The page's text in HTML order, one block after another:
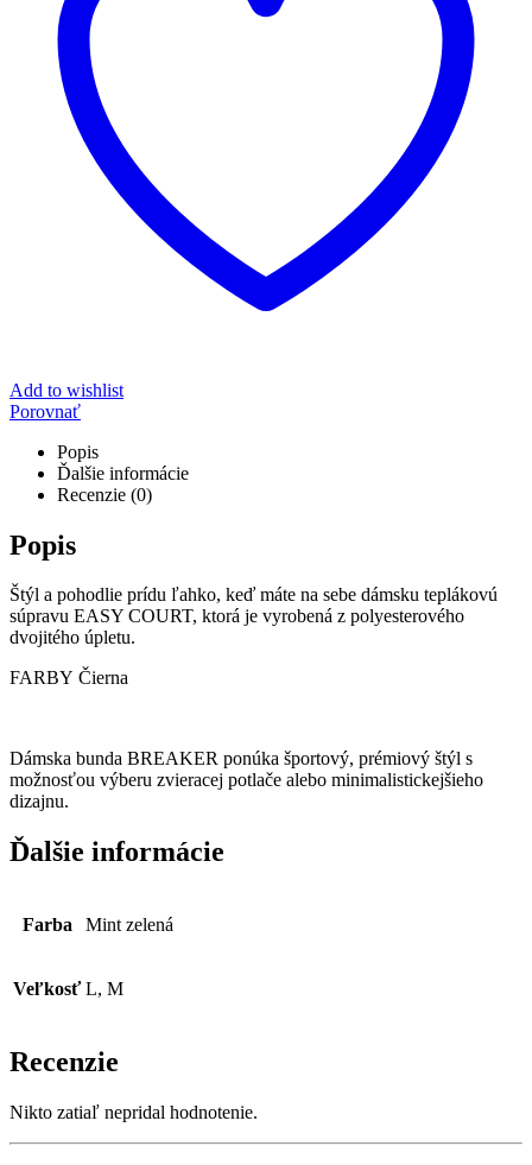
Add to wishlist
Porovnať
Popis
Ďalšie informácie
Recenzie (0)
Popis
Štýl a pohodlie prídu ľahko, keď máte na sebe dámsku teplákovú
súpravu EASY COURT, ktorá je vyrobená z polyesterového
dvojitého úpletu.
FARBY Čierna
Dámska bunda BREAKER ponúka športový, prémiový štýl s
možnosťou výberu zvieracej potlače alebo minimalistickejšieho
dizajnu.
Ďalšie informácie
Farba Mint zelená
Veľkosť L, M
Recenzie
Nikto zatiaľ nepridal hodnotenie.